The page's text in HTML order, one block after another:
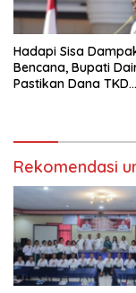
Hadapi Sisa
Bencana, Bupati
Pastikan Dana TKD
Rekomendasi